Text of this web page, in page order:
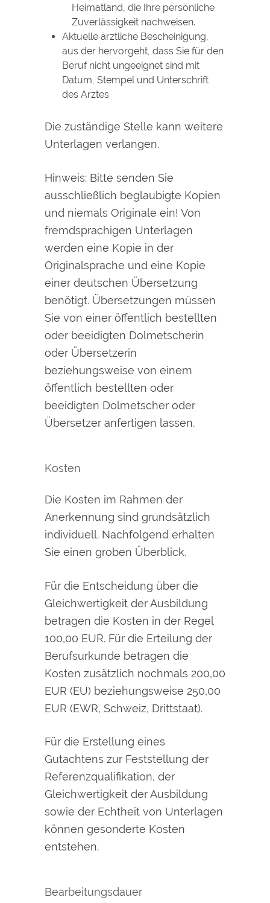
Heimatland, die Ihre persönliche
Zuverlässigkeit nachweisen.
Aktuelle ärztliche Bescheinigung,
aus der hervorgeht, dass Sie für den
Beruf nicht ungeeignet sind mit
Datum, Stempel und Unterschrift
des Arztes
Die zuständige Stelle kann weitere
Unterlagen verlangen.
Hinweis: Bitte senden Sie
ausschließlich beglaubigte Kopien
und niemals Originale ein! Von
fremdsprachigen Unterlagen
werden eine Kopie in der
Originalsprache und eine Kopie
einer deutschen Übersetzung
benötigt. Übersetzungen müssen
Sie von einer öffentlich bestellten
oder beeidigten Dolmetscherin
oder Übersetzerin
beziehungsweise von einem
öffentlich bestellten oder
beeidigten Dolmetscher oder
Übersetzer anfertigen lassen.
Kosten
Die Kosten im Rahmen der
Anerkennung sind grundsätzlich
individuell. Nachfolgend erhalten
Sie einen groben Überblick.
Für die Entscheidung über die
Gleichwertigkeit der Ausbildung
betragen die Kosten in der Regel
100,00 EUR. Für die Erteilung der
Berufsurkunde betragen die
Kosten zusätzlich nochmals 200,00
EUR (EU) beziehungsweise 250,00
EUR (EWR, Schweiz, Drittstaat).
Für die Erstellung eines
Gutachtens zur Feststellung der
Referenzqualifikation, der
Gleichwertigkeit der Ausbildung
sowie der Echtheit von Unterlagen
können gesonderte Kosten
entstehen.
Bearbeitungsdauer